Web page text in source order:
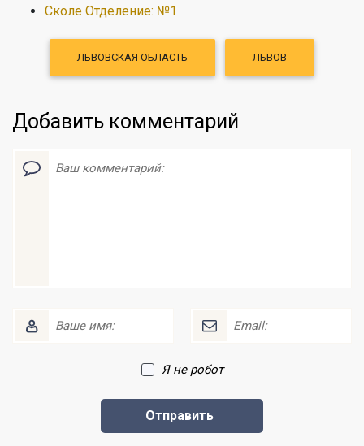
Сколе Отделение: №1
ЛЬВОВСКАЯ ОБЛАСТЬ ЛЬВОВ
Добавить комментарий
Я не робот